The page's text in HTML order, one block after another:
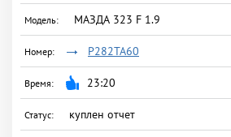
МАЗДА 323 F 1.9
Р282ТА60
23:20
куплен отчет